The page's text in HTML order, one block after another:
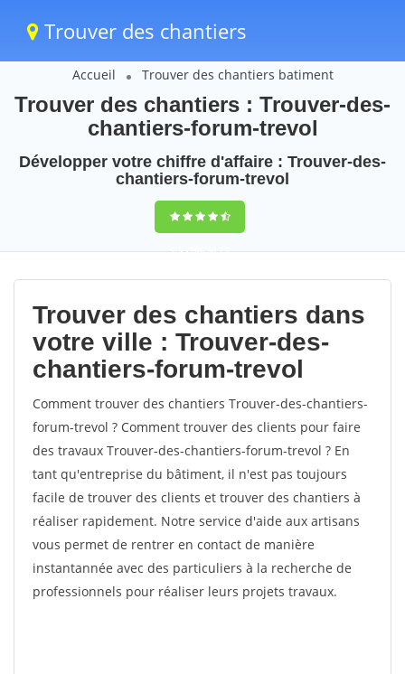
Trouver des chantiers
Accueil Trouver des chantiers batiment
Trouver des chantiers : Trouver-des-
chantiers-forum-trevol
Développer votre chiffre d'affaire : Trouver-des-
chantiers-forum-trevol
9,5(100%)73
votes
Trouver des chantiers dans
votre ville : Trouver-des-
chantiers-forum-trevol
Comment trouver des chantiers Trouver-des-chantiers-
forum-trevol ? Comment trouver des clients pour faire
des travaux Trouver-des-chantiers-forum-trevol ? En
tant qu'entreprise du bâtiment, il n'est pas toujours
facile de trouver des clients et trouver des chantiers à
réaliser rapidement. Notre service d'aide aux artisans
vous permet de rentrer en contact de manière
instantannée avec des particuliers à la recherche de
professionnels pour réaliser leurs projets travaux.